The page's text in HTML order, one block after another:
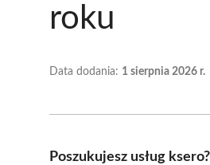
roku
Data dodania: 1 sierpnia 2026 r.
Poszukujesz usług